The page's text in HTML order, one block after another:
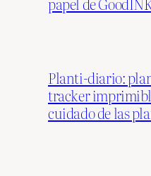
Planti-diario:
tracker
cuidado de las